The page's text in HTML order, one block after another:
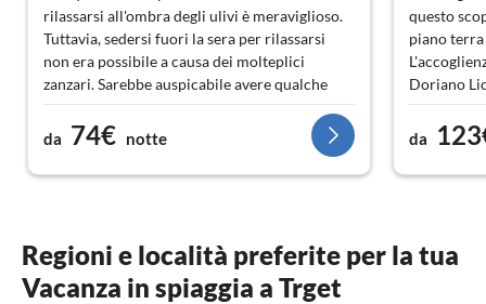
rilassarsi all'ombra degli ulivi è meraviglioso.
Tuttavia, sedersi fuori la sera per rilassarsi
non era possibile a causa dei molteplici
zanzari. Sarebbe auspicabile avere qualche
piatto e posate in più.
da 74€ notte
questo
piano
Doriano
l'area della
si trova in
mobili
chiedere
consigli
da
Regioni e località preferite per la tua
Vacanza in spiaggia a Trget